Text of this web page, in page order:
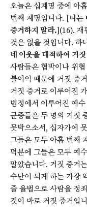
오늘은 십계명 중에 아홉
번째 계명입니다. [너는
증거하지 말라.](16). 재
것은 없을 것입니다. 하
네 이웃을 대적하여 거
사람들은 협박이나 위
불이익 때문에 거짓 증
거짓 증거로 이루어진
법정에서 이루어진 예
군중들은 두 명의 거짓
못박으소서, 십자가에
그들은 모두 아홉 번째
덕분에 그들은 모두 예
말았습니다. 거짓 증거
수단이 되게 하는 가장
줄 율법으로 사람을 정
것이 바로 거짓 증거입